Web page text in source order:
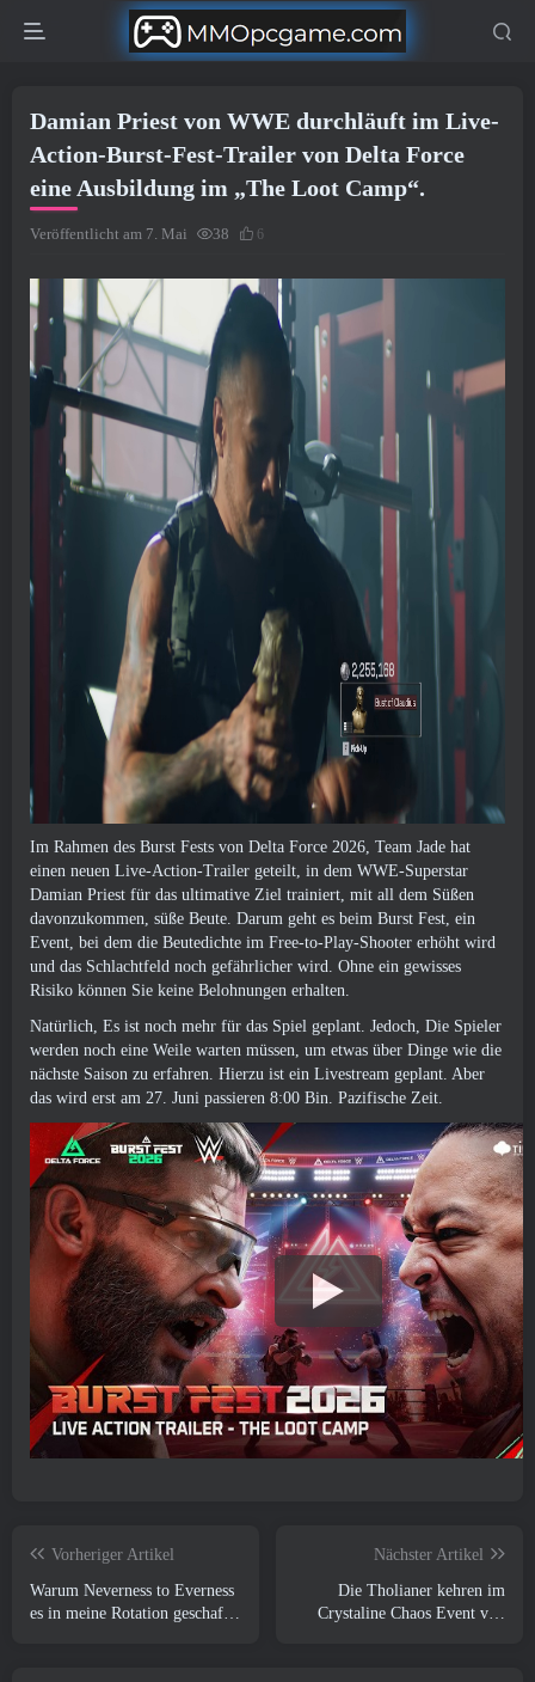
Damian Priest von WWE durchläuft im Live-
Action-Burst-Fest-Trailer von Delta Force
eine Ausbildung im „The Loot Camp“.
Veröffentlicht am 7. Mai 38 6
Im Rahmen des Burst Fests von Delta Force 2026, Team Jade hat
einen neuen Live-Action-Trailer geteilt, in dem WWE-Superstar
Damian Priest für das ultimative Ziel trainiert, mit all dem Süßen
davonzukommen, süße Beute. Darum geht es beim Burst Fest, ein
Event, bei dem die Beutedichte im Free-to-Play-Shooter erhöht wird
und das Schlachtfeld noch gefährlicher wird. Ohne ein gewisses
Risiko können Sie keine Belohnungen erhalten.
Natürlich, Es ist noch mehr für das Spiel geplant. Jedoch, Die Spieler
werden noch eine Weile warten müssen, um etwas über Dinge wie die
nächste Saison zu erfahren. Hierzu ist ein Livestream geplant. Aber
das wird erst am 27. Juni passieren 8:00 Bin. Pazifische Zeit.
Vorheriger Artikel
Warum Neverness to Everness
es in meine Rotation geschafft
Nächster Artikel
Die Tholianer kehren im
Crystaline Chaos Event von